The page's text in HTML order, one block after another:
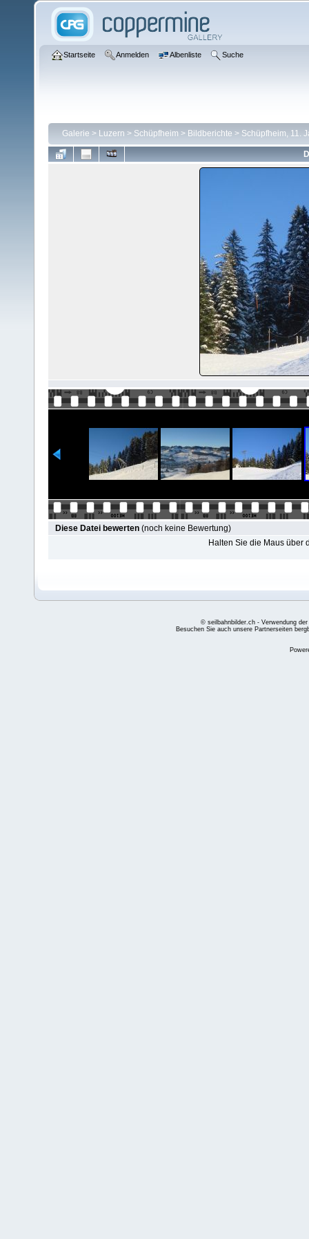
Startseite Anmelden Albenliste Suche
Galerie > Luzern > Schüpfheim > Bildberichte > Schüpfheim, 11.
Diese Datei bewerten (noch keine Bewertung)
Halten Sie die Maus über
© seilbahnbilder.ch - Verwendung
Besuchen Sie auch unsere Partnerseiten